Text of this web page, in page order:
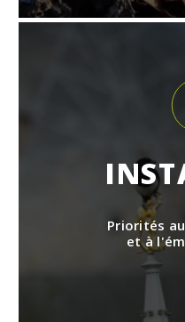
Priorités
et à